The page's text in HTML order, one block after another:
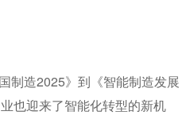
造2025》到《智能制造发展
也迎来了智能化转型的新机